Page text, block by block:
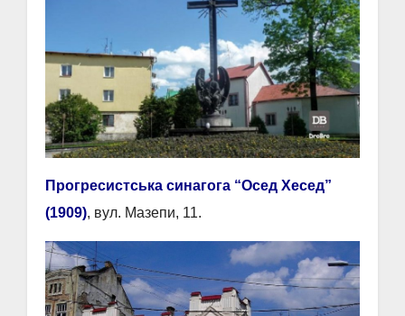
Прогресистська синагога “Осед Хесед”
(1909), вул. Мазепи, 11.